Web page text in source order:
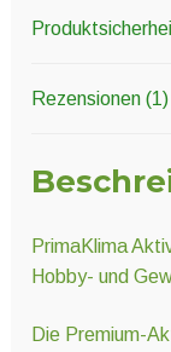
Rezensionen (1)
PrimaKlima
Hobby- und
Die Premium-